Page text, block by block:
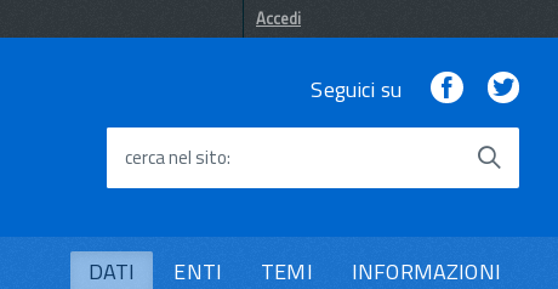
Accedi
Seguici su Facebook
cerca nel sito
DATI ENTI TEMI INFORMAZIONI